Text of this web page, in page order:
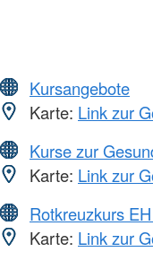
Kursangebote
Karte: Link zur
Kurse zur
Karte: Link zur
Rotkreuzkurs
Karte: Link zur